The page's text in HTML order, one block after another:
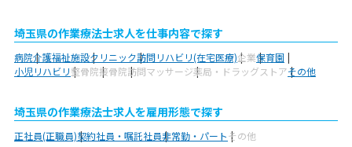
埼玉県の作業療法士求人を仕事内容で探す
病院介護福祉施設クリニック訪問リハビリ(在宅医療)企業保育園
小児リハビリ整骨院接骨院訪問マッサージ薬局・ドラッグストアその他
埼玉県の作業療法士求人を雇用形態で探す
正社員(正職員)契約社員・嘱託社員非常勤・パートその他